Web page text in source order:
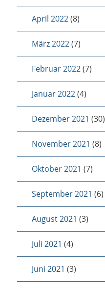
April 2022(8)
März 2022(7)
Februar 2022(7)
Januar 2022(4)
Dezember 2021 (30)
November 2021 (8)
Oktober 2021 (7)
September 2021 (6)
August 2021 (3)
Juli 2021 (4)
Juni 2021 (3)